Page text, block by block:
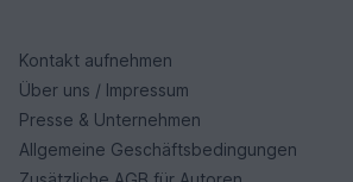
Kontakt aufnehmen
Über uns / Impressum
Presse & Unternehmen
Allgemeine Geschäftsbedingungen